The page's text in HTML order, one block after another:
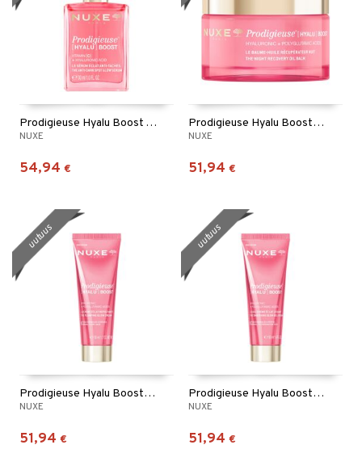
Prodigieuse Hyalu Boost Anti-Dark Spot Glow Serum
NUXE
54,94 €
Prodigieuse Hyalu Boost Night Recovery Oil Balm
NUXE
51,94 €
Prodigieuse Hyalu Boost Plumping Glow Cream
NUXE
51,94 €
uutuus
Prodigieuse Hyalu Boost Smoothing Glow Gel-Cream
NUXE
51,94 €
uutuus